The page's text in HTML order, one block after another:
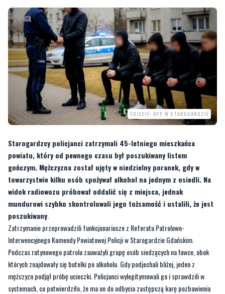
ZDJĘCIE: KPP W STAROGARDZIE
Starogardzcy policjanci zatrzymali 45-letniego mieszkańca
powiatu, który od pewnego czasu był poszukiwany listem
gończym. Mężczyzna został ujęty w niedzielny poranek, gdy w
towarzystwie kilku osób spożywał alkohol na jednym z osiedli. Na
widok radiowozu próbował oddalić się z miejsca, jednak
mundurowi szybko skontrolowali jego tożsamość i ustalili, że jest
poszukiwany
Zatrzymanie przeprowadzili funkcjonariusze z Referatu Patrolowo-
Interwencyjnego Komendy Powiatowej Policji w Starogardzie Gdańskim.
Podczas rutynowego patrolu zauważyli grupę osób siedzących na ławce, obok
których znajdowały się butelki po alkoholu. Gdy podjechali bliżej, jeden z
mężczyzn podjął próbę ucieczki. Policjanci wylegitymowali go i sprawdzili w
systemach, co potwierdziło, że ma on do odbycia zastępczą karę pozbawienia